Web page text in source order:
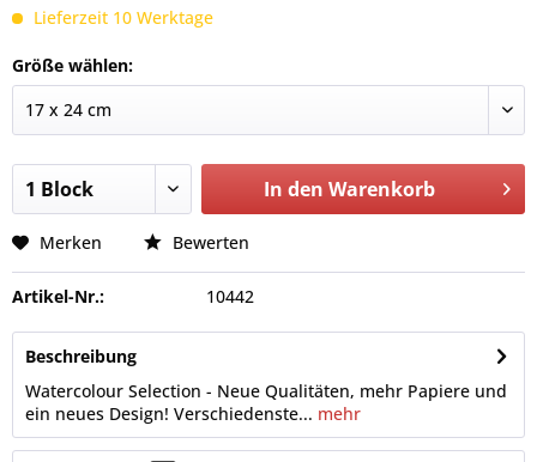
Lieferzeit 10 Werktage
Größe wählen:
In den Warenkorb
Merken Bewerten
Artikel-Nr.: 10442
Beschreibung
Watercolour Selection - Neue Qualitäten, mehr Papiere und
ein neues Design! Verschiedenste... mehr